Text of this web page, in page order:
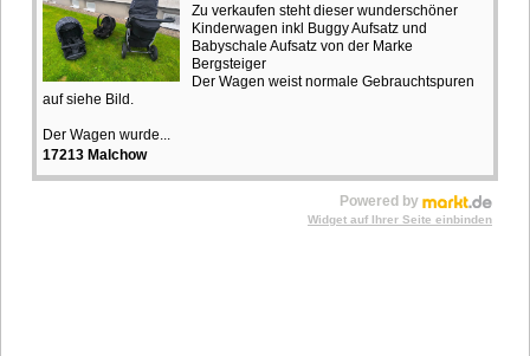
Zu verkaufen steht dieser wunderschöner
Kinderwagen inkl Buggy Aufsatz und
Babyschale Aufsatz von der Marke
Bergsteiger
Der Wagen weist normale Gebrauchtspuren
auf siehe Bild.
Der Wagen wurde...
17213 Malchow
Powered by
Widget auf Ihrer Seite einbinden